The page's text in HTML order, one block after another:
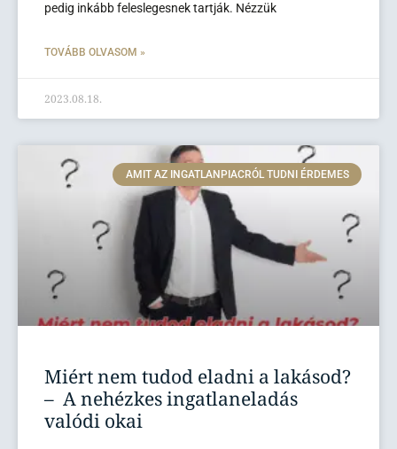
pedig inkább feleslegesnek tartják. Nézzük
TOVÁBB OLVASOM »
2023.08.18.
AMIT AZ INGATLANPIACRÓL TUDNI ÉRDEMES
Miért nem tudod eladni a lakásod?
– A nehézkes ingatlaneladás
valódi okai